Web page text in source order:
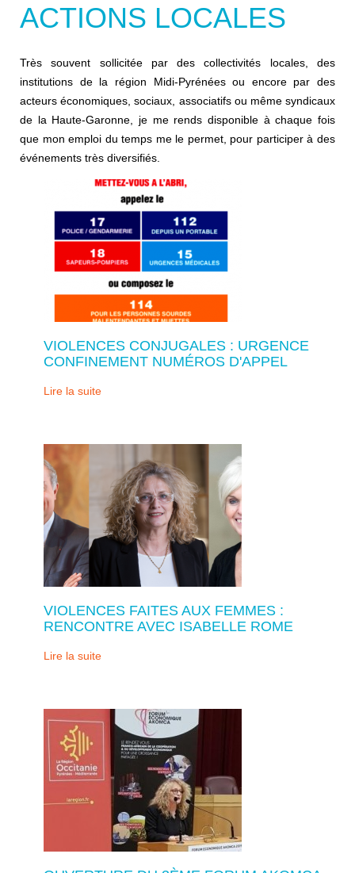
ACTIONS LOCALES
Très souvent sollicitée par des collectivités locales, des
institutions de la région Midi-Pyrénées ou encore par des
acteurs économiques, sociaux, associatifs ou même syndicaux
de la Haute-Garonne, je me rends disponible à chaque fois
que mon emploi du temps me le permet, pour participer à des
événements très diversifiés.
VIOLENCES CONJUGALES : URGENCE
CONFINEMENT NUMÉROS D'APPEL
Lire la suite
VIOLENCES FAITES AUX FEMMES :
RENCONTRE AVEC ISABELLE ROME
Lire la suite